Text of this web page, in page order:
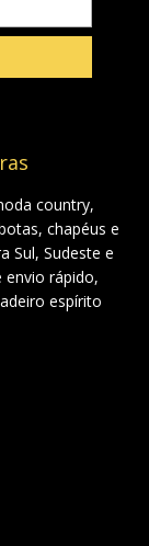
country,
chapéus e
Sul, Sudeste e
rápido,
espírito